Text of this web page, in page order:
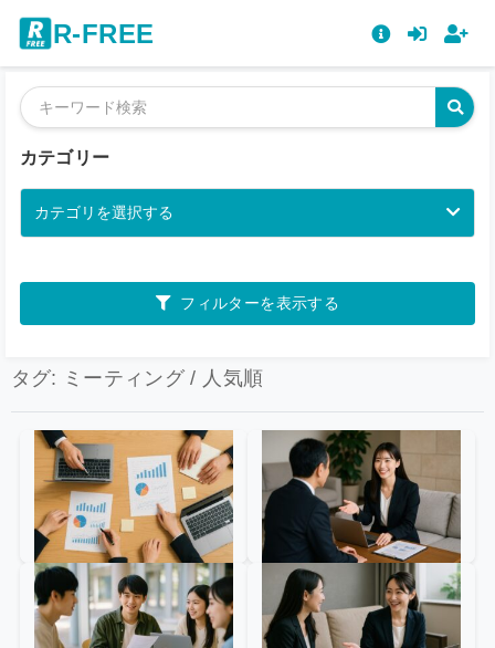
R-FREE
カテゴリー
カテゴリを選択する
フィルターを表示する
タグ: ミーティング / 人気順